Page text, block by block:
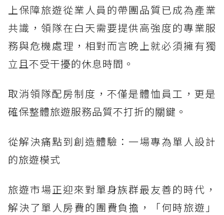
上保障旅遊從業人員的帶團品質已成為產業
共識，領隊在白天需要提供高強度的專業服
務與危機處理，相對而言晚上就必須擁有獨
立且不受干擾的休息時間。
取消領隊配房制度，不僅是體恤員工，更是
確保整體旅遊服務品質不打折的關鍵。
從解決痛點到創造體驗：一場專為單人設計
的旅遊模式
旅遊市場正迎來對單身族群最友善的時代，
解決了單人房費的團費負擔，「何時旅遊」